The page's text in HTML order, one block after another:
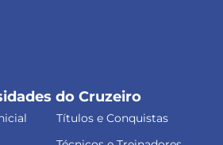
do Cruzeiro
Títulos e Conquistas